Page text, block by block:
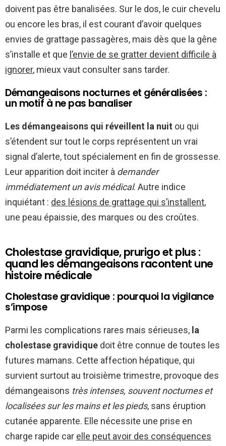
doivent pas être banalisées. Sur le dos, le cuir chevelu
ou encore les bras, il est courant d’avoir quelques
envies de grattage passagères, mais dès que la gêne
s’installe et que l’envie de se gratter devient difficile à
ignorer, mieux vaut consulter sans tarder.
Démangeaisons nocturnes et généralisées :
un motif à ne pas banaliser
Les démangeaisons qui réveillent la nuit ou qui
s’étendent sur tout le corps représentent un vrai
signal d’alerte, tout spécialement en fin de grossesse.
Leur apparition doit inciter à demander
immédiatement un avis médical. Autre indice
inquiétant : des lésions de grattage qui s’installent,
une peau épaissie, des marques ou des croûtes.
Cholestase gravidique, prurigo et plus :
quand les démangeaisons racontent une
histoire médicale
Cholestase gravidique : pourquoi la vigilance
s’impose
Parmi les complications rares mais sérieuses, la
cholestase gravidique doit être connue de toutes les
futures mamans. Cette affection hépatique, qui
survient surtout au troisième trimestre, provoque des
démangeaisons très intenses, souvent nocturnes et
localisées sur les mains et les pieds, sans éruption
cutanée apparente. Elle nécessite une prise en
charge rapide car elle peut avoir des conséquences